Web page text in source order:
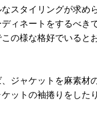
スタイリングが求め
ィネートをするべき
の様な格好でいると
ジャケットを麻素材
ットの袖捲りをした